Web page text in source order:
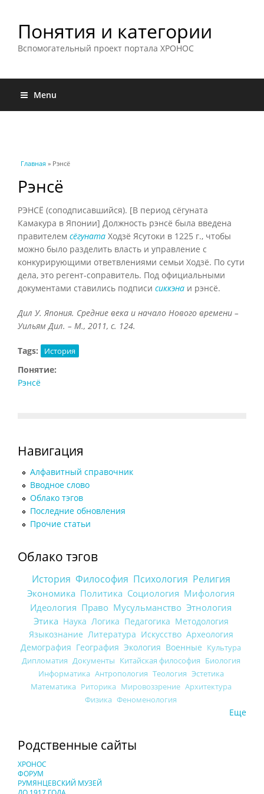
Понятия и категории
Вспомогательный проект портала ХРОНОС
Menu
Вы здесь
Главная » Рэнсё
Рэнсё
РЭНСЁ (соподписавшийся). [В период сёгуната
Камакура в Японии] Должность рэнсё была введена
правителем сёгуната Ходзё Ясутоки в 1225 г., чтобы
можно было разделить власть и управление с
конкурирующими ответвлениями семьи Ходзё. По сути
дела, это регент-соправитель. Под официальными
документами ставились подписи сиккэна и рэнсё.
Дил У. Япония. Средние века и начало Нового времени –
Уильям Дил. – М., 2011, с. 124.
Tags: История
Понятие:
Рэнсё
Навигация
Алфавитный справочник
Вводное слово
Облако тэгов
Последние обновления
Прочие статьи
Облако тэгов
История Философия Психология Религия
Экономика Политика Социология Мифология
Идеология Право Мусульманство Этнология
Этика Наука Логика Педагогика Методология
Языкознание Литература Искусство Археология
Демография География Экология Военные Культура
Дипломатия Документы Китайская философия Биология
Информатика Антропология Теология Эстетика
Математика Риторика Мировоззрение Архитектура
Физика Феноменология
Еще
Родственные сайты
ХРОНОС
ФОРУМ
РУМЯНЦЕВСКИЙ МУЗЕЙ